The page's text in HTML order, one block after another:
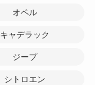
オペル
キャデラック
ジープ
シトロエン